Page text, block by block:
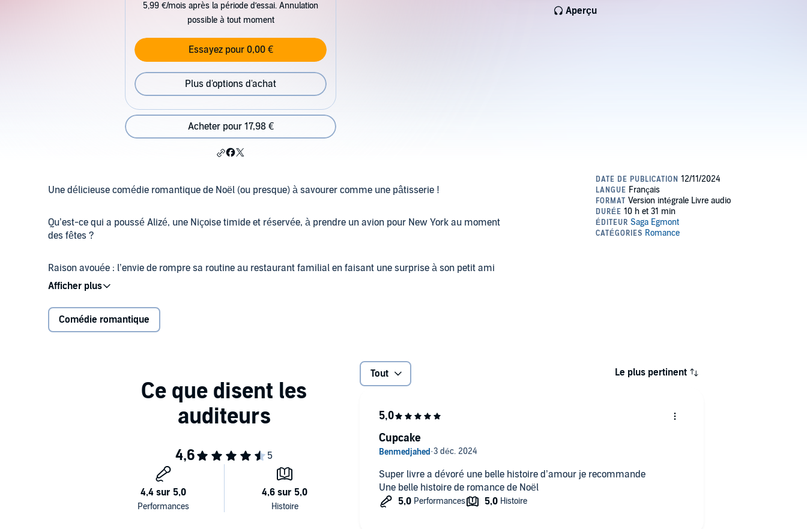
Aperçu
5,99 €/mois après la période d’essai. Annulation
possible à tout moment
Essayez pour 0,00 €
Plus d'options d'achat
Acheter pour 17,98 €
Une délicieuse comédie romantique de Noël (ou presque) à savourer comme une pâtisserie !
Qu’est-ce qui a poussé Alizé, une Niçoise timide et réservée, à prendre un avion pour New York au moment
des fêtes ?
Raison avouée : l’envie de rompre sa routine au restaurant familial en faisant une surprise à son petit ami
américain.
Raison inavouée : l’espoir de vivre une aventure digne des romances de Noël qu’elle regardait autrefois avec
sa grand-mère pâtissière.
Résultat : un plan parfait chamboulé par une valise perdue, un fox-terrier hyperactif, des gâteaux renversés et
Dans l’effervescence de la ville qui ne dort jamais, suivez les recettes d’une héroïne à la fois vulnérable et
courageuse, dans sa quête d’amour et de découverte de soi.
est une comédie romantique qui évoque la magie de l'inattendu. Une romance
rocambolesque et sucrée, à déguster pour se détendre.
Collection Bonne humeur
Comédie romantique
Tout Le plus pertinent
Super livre a dévoré une belle histoire d’amour je recommande
Une belle histoire de romance de Noël
Cupcake